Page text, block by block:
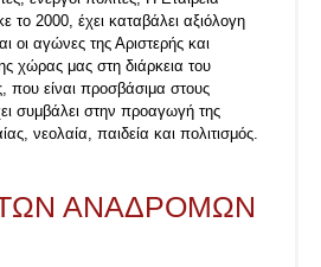
το 2000, έχει καταβάλει αξιόλογη
οι αγώνες της Αριστερής και
χώρας μας στη διάρκεια του
που είναι προσβάσιμα στους
συμβάλει στην προαγωγή της
νεολαία, παιδεία και πολιτισμός.
ΤΩΝ ΑΝΑΔΡΟΜΩΝ